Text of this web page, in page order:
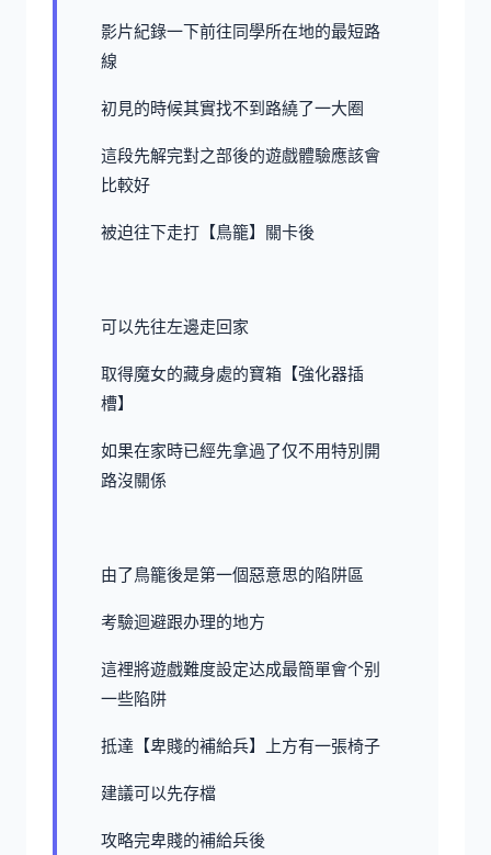
影片紀錄一下前往同學所在地的最短路
線
初見的時候其實找不到路繞了一大圈
這段先解完對之部後的遊戲體驗應該會
比較好
被迫往下走打【鳥籠】關卡後
可以先往左邊走回家
取得魔女的藏身處的寶箱【強化器插
槽】
如果在家時已經先拿過了仅不用特別開
路沒關係
由了鳥籠後是第一個惡意思的陷阱區
考驗迴避跟办理的地方
這裡將遊戲難度設定达成最簡單會个别
一些陷阱
抵達【卑賤的補給兵】上方有一張椅子
建議可以先存檔
攻略完卑賤的補給兵後